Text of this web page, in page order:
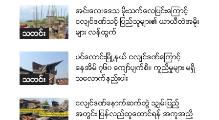
သတင်း
အင်းလေးဒေသ မိုးသက်လေပြင်းကြောင့်
ငလျင်ဒဏ်သင့် ပြည်သူများ၏ ယာယီတဲအမိုး
များ လန်ထွက်
သတင်း
ပင်လောင်းမြို့နယ် ငလျင်ဒဏ်ကြောင့်
နေအိမ် ၇၆၀ ကျော်ပျက်စီး၊ ကူညီမှုများ မရှိ
သလောက်နည်းပါး
ငလျင်ဒဏ်နောက်ဆက်တွဲ သျှမ်းပြည်
အတွင်း ပြန်လည်ထူထောင်ရန် အကူအညီ